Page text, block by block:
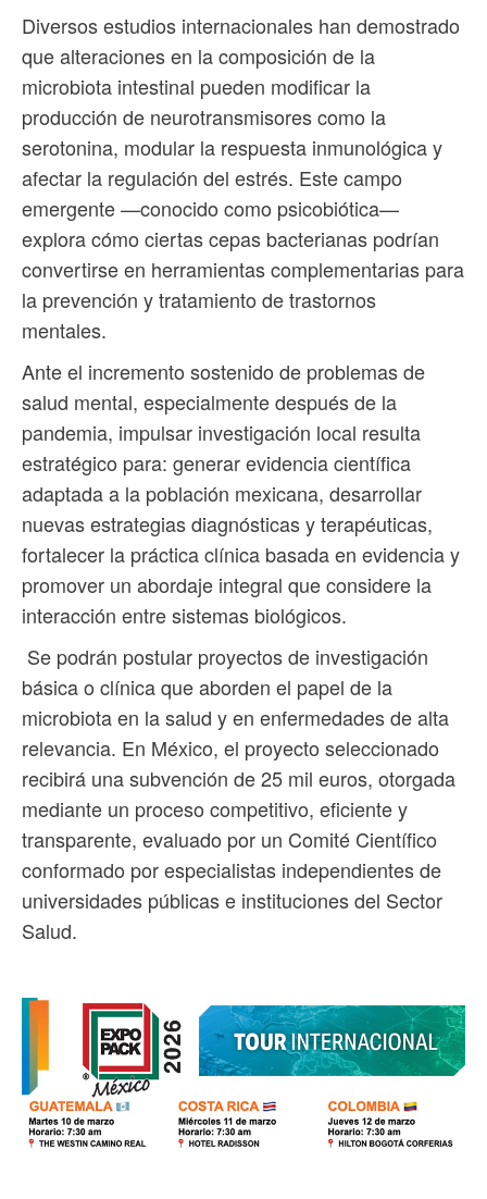
Diversos estudios internacionales han demostrado
que alteraciones en la composición de la
microbiota intestinal pueden modificar la
producción de neurotransmisores como la
serotonina, modular la respuesta inmunológica y
afectar la regulación del estrés. Este campo
emergente —conocido como psicobiótica—
explora cómo ciertas cepas bacterianas podrían
convertirse en herramientas complementarias para
la prevención y tratamiento de trastornos
mentales.
Ante el incremento sostenido de problemas de
salud mental, especialmente después de la
pandemia, impulsar investigación local resulta
estratégico para: generar evidencia científica
adaptada a la población mexicana, desarrollar
nuevas estrategias diagnósticas y terapéuticas,
fortalecer la práctica clínica basada en evidencia y
promover un abordaje integral que considere la
interacción entre sistemas biológicos.
Se podrán postular proyectos de investigación
básica o clínica que aborden el papel de la
microbiota en la salud y en enfermedades de alta
relevancia. En México, el proyecto seleccionado
recibirá una subvención de 25 mil euros, otorgada
mediante un proceso competitivo, eficiente y
transparente, evaluado por un Comité Científico
conformado por especialistas independientes de
universidades públicas e instituciones del Sector
Salud.